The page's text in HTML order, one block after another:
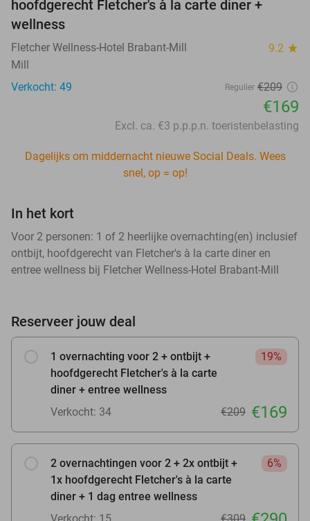
hoofdgerecht Fletcher's à la carte diner +
wellness
Fletcher Wellness-Hotel Brabant-Mill 9.2 star
Mill
Verkocht: 49
Regulier €209
€169
Excl. ca. €3 p.p.p.n. toeristenbelasting
Dagelijks om middernacht nieuwe Social Deals. Wees
snel, op = op!
In het kort
Voor 2 personen: 1 of 2 heerlijke overnachting(en) inclusief
ontbijt, hoofdgerecht van Fletcher's à la carte diner en
entree wellness bij Fletcher Wellness-Hotel Brabant-Mill
Reserveer jouw deal
1 overnachting voor 2 + ontbijt +
hoofdgerecht Fletcher's à la carte
diner + entree wellness
19%
Verkocht: 34 €209 €169
2 overnachtingen voor 2 + 2x ontbijt +
1x hoofdgerecht Fletcher's à la carte
diner + 1 dag entree wellness
6%